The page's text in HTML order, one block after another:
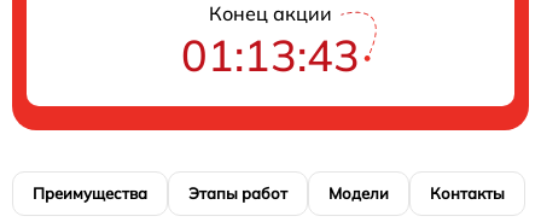
Конец акции
01:13:42
Преимущества Этапы работ Модели Контакты